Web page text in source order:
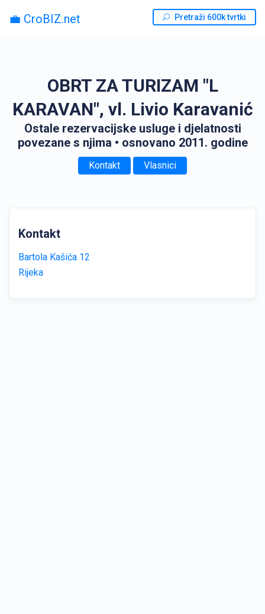
💼 CroBIZ.net Pretraži 600k tvrtki
OBRT ZA TURIZAM "L
KARAVAN", vl. Livio Karavanić
Ostale rezervacijske usluge i djelatnosti
povezane s njima • osnovano 2011. godine
Kontakt Vlasnici
Kontakt
Bartola Kašića 12
Rijeka